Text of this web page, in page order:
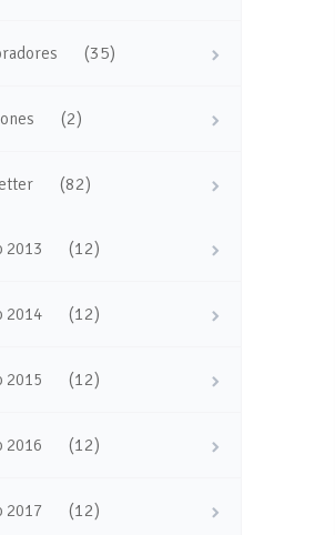
(35)
(2)
(82)
2013 (12)
2014 (12)
2015 (12)
2016 (12)
2017 (12)